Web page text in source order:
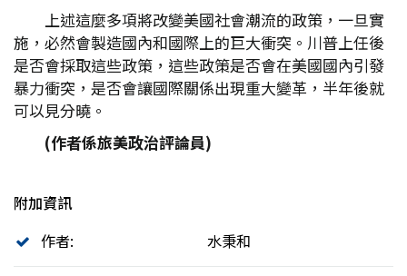
上述這麼多項將改變美國社會潮流的政策，一旦實
施，必然會製造國內和國際上的巨大衝突。川普上任後
是否會採取這些政策，這些政策是否會在美國國內引發
暴力衝突，是否會讓國際關係出現重大變革，半年後就
可以見分曉。
(作者係旅美政治評論員)
附加資訊
作者:
水秉和